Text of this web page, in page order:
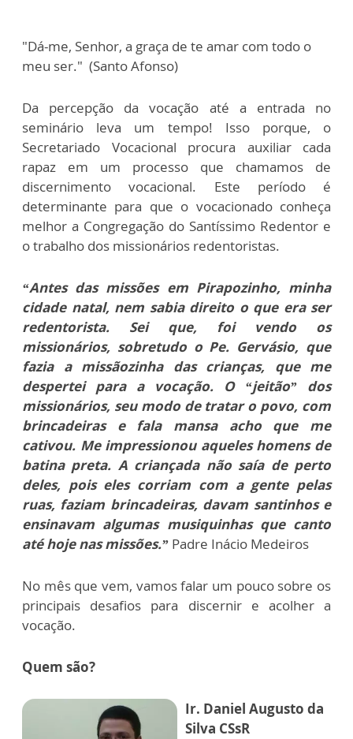
"Dá-me, Senhor, a graça de te amar com todo o
meu ser." (Santo Afonso)
Da percepção da vocação até a entrada no
seminário leva um tempo! Isso porque, o
Secretariado Vocacional procura auxiliar cada
rapaz em um processo que chamamos de
discernimento vocacional. Este período é
determinante para que o vocacionado conheça
melhor a Congregação do Santíssimo Redentor e
o trabalho dos missionários redentoristas.
“Antes das missões em Pirapozinho, minha
cidade natal, nem sabia direito o que era ser
redentorista. Sei que, foi vendo os
missionários, sobretudo o Pe. Gervásio, que
fazia a missãozinha das crianças, que me
despertei para a vocação. O “jeitão” dos
missionários, seu modo de tratar o povo, com
brincadeiras e fala mansa acho que me
cativou. Me impressionou aqueles homens de
batina preta. A criançada não saía de perto
deles, pois eles corriam com a gente pelas
ruas, faziam brincadeiras, davam santinhos e
ensinavam algumas musiquinhas que canto
até hoje nas missões.” Padre Inácio Medeiros
No mês que vem, vamos falar um pouco sobre os
principais desafios para discernir e acolher a
vocação.
Quem são?
Ir. Daniel Augusto da
Silva CSsR